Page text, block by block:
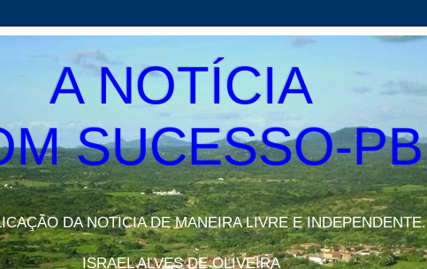
A NOTÍCIA
SUCESSO-PB
DA NOTICIA DE MANEIRA LIVRE E INDEPENDENTE.
ISRAEL ALVES DE OLIVEIRA